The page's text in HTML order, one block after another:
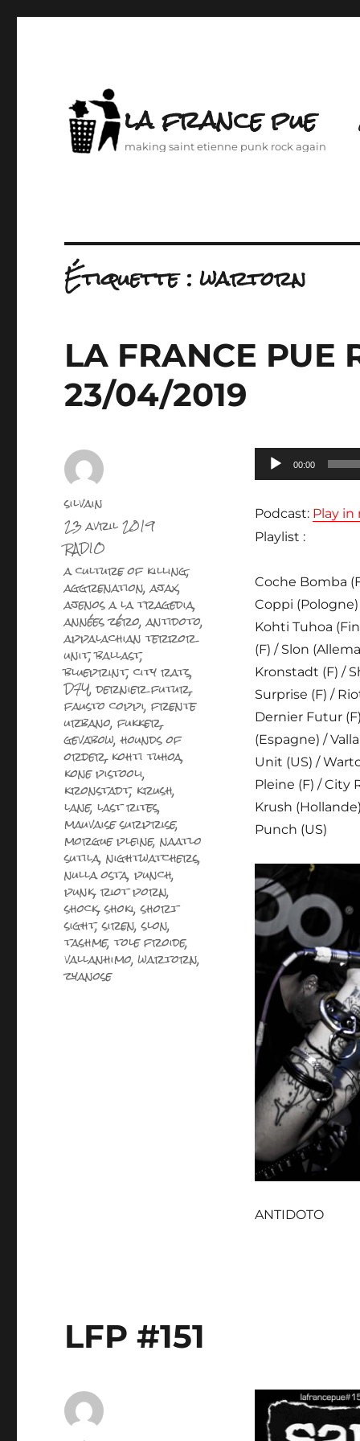
la france pue
making saint etienne punk rock again
Étiquette :wartorn
LA FRANCE PUE
23/04/2019
Lecteur
audio
00:00
Podcast: Play
Playlist :
Coche Bomba
Coppi
Kohti Tuhoa
(F) / Slon
Kronstadt (F) /
Surprise (F) /
Dernier Futur
(Espagne) /
Unit (US) /
Pleine (F) / City
Krush
Punch (US)
ANTIDOTO
Auteur
silvain
Publié
le
23 avril 2019
Catégories
RADIO
Étiquettes
a culture of killing,
aggrenation,ajax,
ajenos a la tragedia,
années zéro,antidoto,
appalachian terror
unit,ballast,
blueprint,city rats,
D7Y,dernier futur,
fausto coppi,frente
urbano,fukker,
gevabow,hounds of
order,kohti tuhoa,
kone pistooli,
kronstadt,krush,
lane,last rites,
mauvaise surprise,
morgue pleine,naatlo
sutila,nightwatchers,
nulla osta,punch,
punk,riot porn,
shock,shoki,short
sight,siren,slon,
tashme,tole froide,
vallanhimo,wartorn,
zyanose
LFP #151